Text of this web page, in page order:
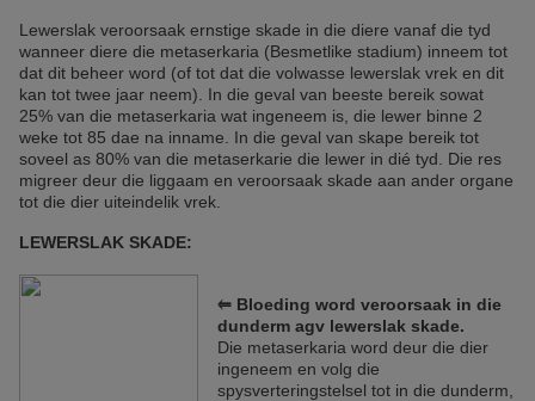
Lewerslak veroorsaak ernstige skade in die diere vanaf die tyd
wanneer diere die metaserkaria (Besmetlike stadium) inneem tot
dat dit beheer word (of tot dat die volwasse lewerslak vrek en dit
kan tot twee jaar neem). In die geval van beeste bereik sowat
25% van die metaserkaria wat ingeneem is, die lewer binne 2
weke tot 85 dae na inname. In die geval van skape bereik tot
soveel as 80% van die metaserkarie die lewer in dié tyd. Die res
migreer deur die liggaam en veroorsaak skade aan ander organe
tot die dier uiteindelik vrek.
LEWERSLAK SKADE:
⥢ Bloeding word veroorsaak in die
dunderm agv lewerslak skade.
Die metaserkaria word deur die dier
ingeneem en volg die
spysverteringstelsel tot in die dunderm,